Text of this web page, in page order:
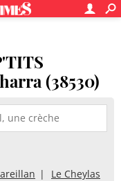
(38530)
Le Cheylas